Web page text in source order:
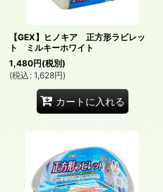
【GEX】ヒノキア 正方形ラビレッ
ト ミルキーホワイト
1,480円(税別)
(税込 : 1,628円)
カートに入れる